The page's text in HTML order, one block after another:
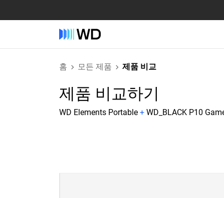
홈 모든 제품 제품 비교
제품 비교하기
WD Elements Portable + WD_BLACK P10